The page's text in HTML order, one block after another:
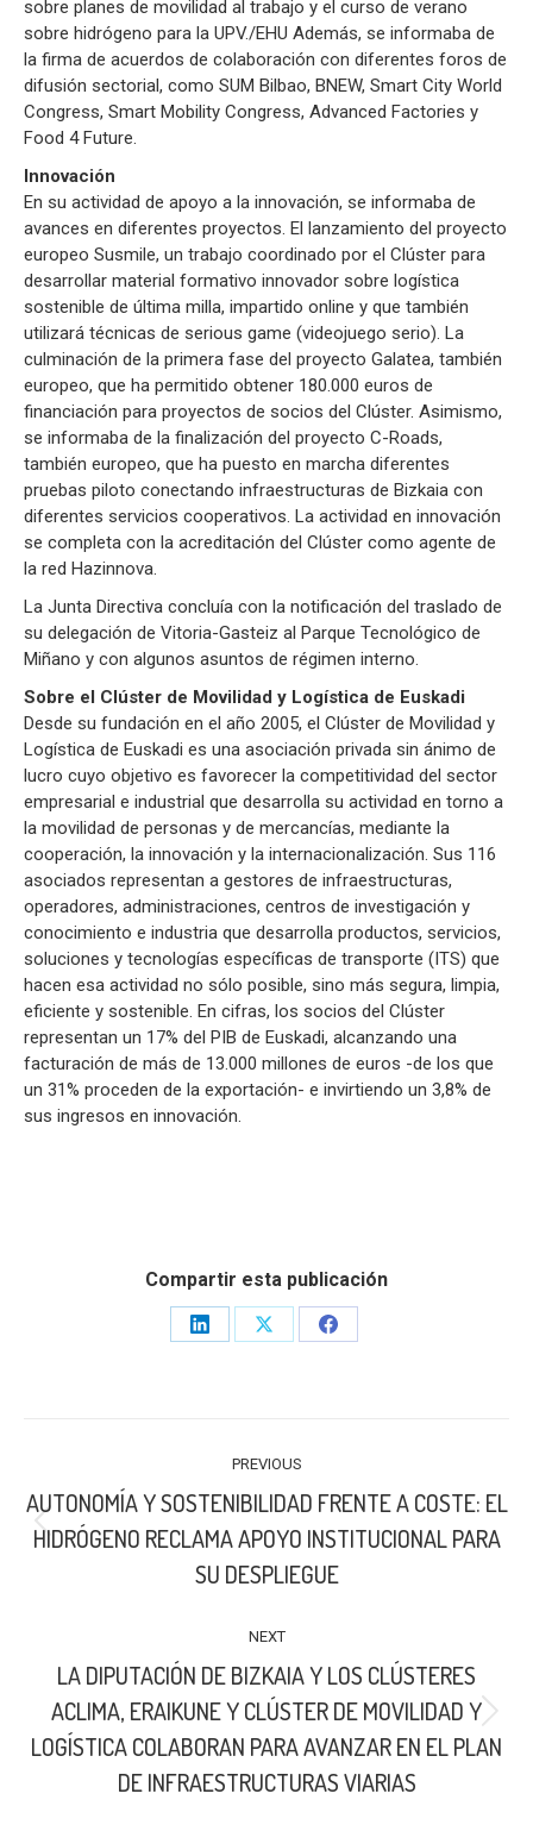
sobre planes de movilidad al trabajo y el curso de verano
sobre hidrógeno para la UPV./EHU Además, se informaba de
la firma de acuerdos de colaboración con diferentes foros de
difusión sectorial, como SUM Bilbao, BNEW, Smart City World
Congress, Smart Mobility Congress, Advanced Factories y
Food 4 Future.
Innovación
En su actividad de apoyo a la innovación, se informaba de
avances en diferentes proyectos. El lanzamiento del proyecto
europeo Susmile, un trabajo coordinado por el Clúster para
desarrollar material formativo innovador sobre logística
sostenible de última milla, impartido online y que también
utilizará técnicas de serious game (videojuego serio). La
culminación de la primera fase del proyecto Galatea, también
europeo, que ha permitido obtener 180.000 euros de
financiación para proyectos de socios del Clúster. Asimismo,
se informaba de la finalización del proyecto C-Roads,
también europeo, que ha puesto en marcha diferentes
pruebas piloto conectando infraestructuras de Bizkaia con
diferentes servicios cooperativos. La actividad en innovación
se completa con la acreditación del Clúster como agente de
la red Hazinnova.
La Junta Directiva concluía con la notificación del traslado de
su delegación de Vitoria-Gasteiz al Parque Tecnológico de
Miñano y con algunos asuntos de régimen interno.
Sobre el Clúster de Movilidad y Logística de Euskadi
Desde su fundación en el año 2005, el Clúster de Movilidad y
Logística de Euskadi es una asociación privada sin ánimo de
lucro cuyo objetivo es favorecer la competitividad del sector
empresarial e industrial que desarrolla su actividad en torno a
la movilidad de personas y de mercancías, mediante la
cooperación, la innovación y la internacionalización. Sus 116
asociados representan a gestores de infraestructuras,
operadores, administraciones, centros de investigación y
conocimiento e industria que desarrolla productos, servicios,
soluciones y tecnologías específicas de transporte (ITS) que
hacen esa actividad no sólo posible, sino más segura, limpia,
eficiente y sostenible. En cifras, los socios del Clúster
representan un 17% del PIB de Euskadi, alcanzando una
facturación de más de 13.000 millones de euros -de los que
un 31% proceden de la exportación- e invirtiendo un 3,8% de
sus ingresos en innovación.
Compartir esta publicación
Share
Share
Share
NAVIGATION
PREVIOUS
Previous
AUTONOMÍA Y SOSTENIBILIDAD FRENTE A COSTE: EL
HIDRÓGENO RECLAMA APOYO INSTITUCIONAL PARA
SU DESPLIEGUE
NEXT
Next
post:
LA DIPUTACIÓN DE BIZKAIA Y LOS CLÚSTERES
ACLIMA, ERAIKUNE Y CLÚSTER DE MOVILIDAD Y
LOGÍSTICA COLABORAN PARA AVANZAR EN EL PLAN
DE INFRAESTRUCTURAS VIARIAS